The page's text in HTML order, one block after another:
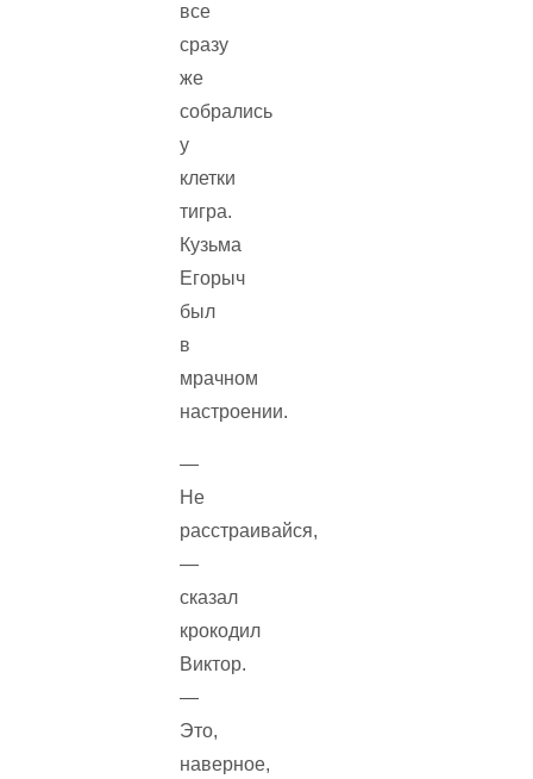
все
сразу
же
собрались
у
клетки
тигра.
Кузьма
Егорыч
был
в
мрачном
настроении.
—
Не
расстраивайся,
—
сказал
крокодил
Виктор.
—
Это,
наверное,